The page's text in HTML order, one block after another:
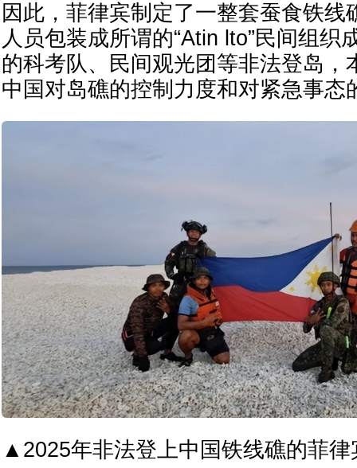
因此，菲律宾制定了一整套蚕食铁线
人员包装成所谓的“Atin lto”民间组织
的科考队、民间观光团等非法登岛，
中国对岛礁的控制力度和对紧急事态
▲2025年非法登上中国铁线礁的菲律